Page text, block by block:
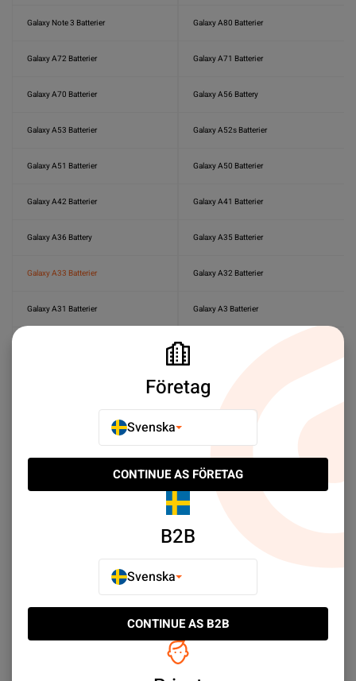
Galaxy Note 3 Batterier Galaxy A80 Batterier
Galaxy A72 Batterier Galaxy A71 Batterier
Galaxy A70 Batterier Galaxy A56 Battery
Galaxy A53 Batterier Galaxy A52s Batterier
Galaxy A51 Batterier Galaxy A50 Batterier
Galaxy A42 Batterier Galaxy A41 Batterier
Galaxy A36 Battery Galaxy A35 Batterier
Galaxy A33 Batterier Galaxy A32 Batterier
Galaxy A31 Batterier Galaxy A3 Batterier
Samsung Galaxy A10 Batterier
Galaxy A05s Batterier
Galaxy J7 Batterier
Galaxy J4 Plus/J6 Plus Batterier
Företag
Svenska
CONTINUE AS FÖRETAG
B2B
Svenska
CONTINUE AS B2B